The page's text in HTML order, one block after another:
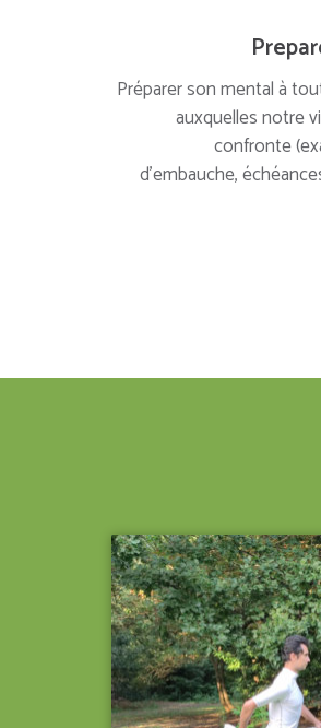
Préparer son mental à
auxquelles notre
confronte
d’embauche,
VOIR LE